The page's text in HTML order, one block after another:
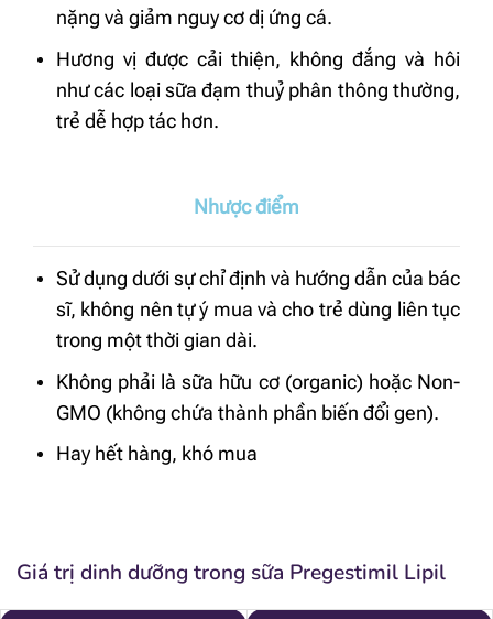
nặng và giảm nguy cơ dị ứng cá.
Hương vị được cải thiện, không đắng và hôi
như các loại sữa đạm thuỷ phân thông thường,
trẻ dễ hợp tác hơn.
Nhược điểm
Sử dụng dưới sự chỉ định và hướng dẫn của bác
sĩ, không nên tự ý mua và cho trẻ dùng liên tục
trong một thời gian dài.
Không phải là sữa hữu cơ (organic) hoặc Non-
GMO (không chứa thành phần biến đổi gen).
Hay hết hàng, khó mua
Giá trị dinh dưỡng trong sữa Pregestimil Lipil